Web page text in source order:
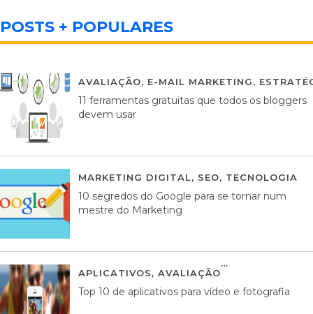
POSTS + POPULARES
AVALIAÇÃO, E-MAIL MARKETING,
11 ferramentas gratuitas que todos os bloggers
devem usar
MARKETING DIGITAL, SEO, TECNOLOGIA
10 segredos do Google para se tornar num
mestre do Marketing
APLICATIVOS, AVALIAÇÃO
Top 10 de aplicativos para vídeo e fotografia